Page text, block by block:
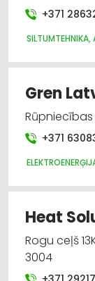
+371
SILTUMTEHNIKA,
Gren
Rūpniecības
+371
Heat
Rogu ceļš
3004